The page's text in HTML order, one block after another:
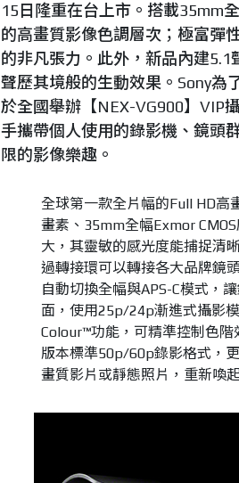
15日隆重在台上市。搭載35mm
的高畫質影像色調層次；極富彈
的非凡張力。此外，新品內建
聲歷其境般的生動效果。Sony為
於全國舉辦【NEX-VG900】VIP
手攜帶個人使用的錄影機、鏡頭
限的影像樂趣。
全球第一款全片幅的Full HD高
畫素、35mm全幅Exmor
大，其靈敏的感光度能捕捉清
過轉接環可以轉接各大品牌鏡
自動切換全幅與APS-C模式，
面，使用25p/24p漸進式攝影
Colour™功能，可精準控制色階
版本標準50p/60p錄影格式，
畫質影片或靜態照片，重新喚